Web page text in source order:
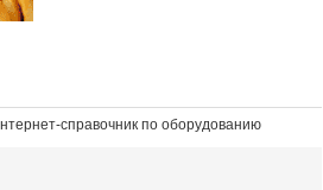
справочник по оборудованию